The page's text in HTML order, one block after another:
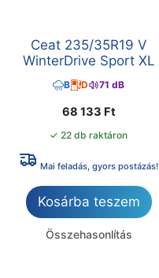
Ceat 235/35R19 V
WinterDrive Sport XL
B D 71 dB
68 133 Ft
✓ 22 db raktáron
Mai feladás, gyors postázás!
Kosárba teszem
Összehasonlítás